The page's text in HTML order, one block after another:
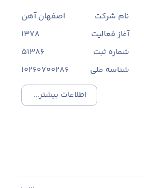
نام شرکت
اصفهان آهن
آغاز فعالیت
1378
شماره ثبت
۵۱۳۸۶
شناسه ملی
10260700286
اطلاعات بیشتر...